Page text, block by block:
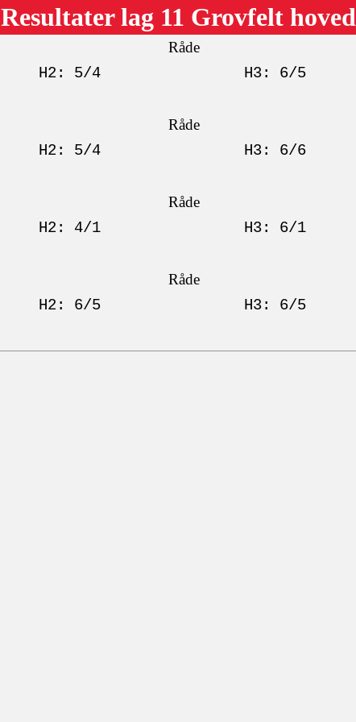
Resultater lag 11 Grovfelt hoved
Råde
H2: 5/4 H3: 6/5
Råde
H2: 5/4 H3: 6/6
Råde
H2: 4/1 H3: 6/1
Råde
H2: 6/5 H3: 6/5